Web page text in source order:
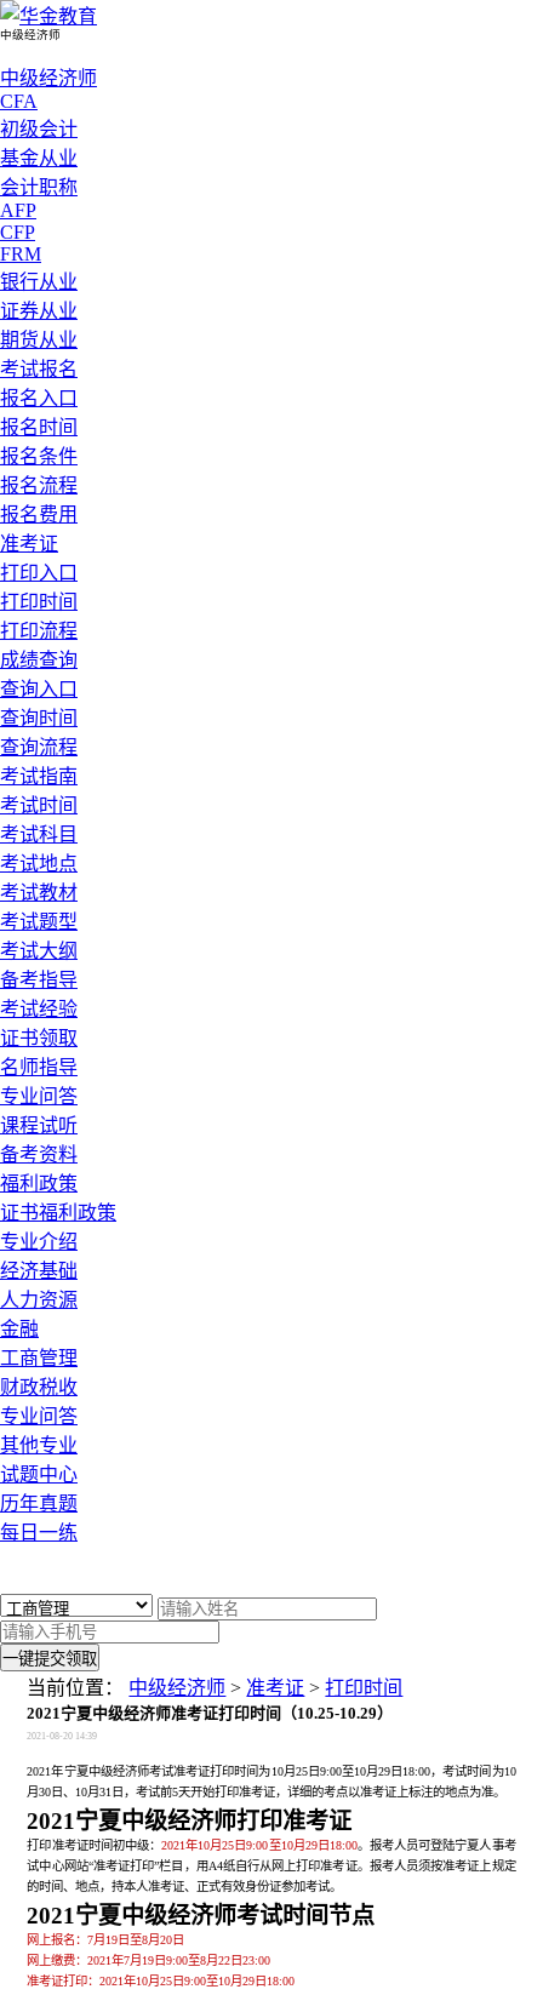
中级经济师
中级经济师
CFA
初级会计
基金从业
会计职称
AFP
CFP
FRM
银行从业
证券从业
期货从业
考试报名
报名入口
报名时间
报名条件
报名流程
报名费用
准考证
打印入口
打印时间
打印流程
成绩查询
查询入口
查询时间
查询流程
考试指南
考试时间
考试科目
考试地点
考试教材
考试题型
考试大纲
备考指导
考试经验
证书领取
名师指导
专业问答
课程试听
备考资料
福利政策
证书福利政策
专业介绍
经济基础
人力资源
金融
工商管理
财政税收
专业问答
其他专业
试题中心
历年真题
每日一练
一键提交领取
当前位置： 中级经济师 > 准考证 >打印时间
2021宁夏中级经济师准考证打印时间（10.25-10.29）
2021-08-20 14:39
2021年宁夏中级经济师考试准考证打印时间为10月25日9:00至10月29日18:00，考试时间为10
月30日、10月31日，考试前5天开始打印准考证，详细的考点以准考证上标注的地点为准。
2021宁夏中级经济师打印准考证
打印准考证时间初中级：2021年10月25日9:00至10月29日18:00。报考人员可登陆宁夏人事考
试中心网站“准考证打印”栏目，用A4纸自行从网上打印准考证。报考人员须按准考证上规定
的时间、地点，持本人准考证、正式有效身份证参加考试。
2021宁夏中级经济师考试时间节点
网上报名：7月19日至8月20日
网上缴费：2021年7月19日9:00至8月22日23:00
准考证打印：2021年10月25日9:00至10月29日18:00